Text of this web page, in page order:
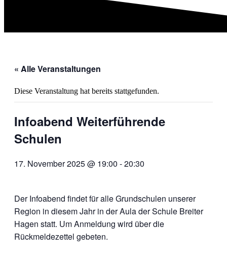
« Alle Veranstaltungen
Diese Veranstaltung hat bereits stattgefunden.
Infoabend Weiterführende
Schulen
17. November 2025 @ 19:00 -20:30
Der Infoabend findet für alle Grundschulen unserer
Region in diesem Jahr in der Aula der Schule Breiter
Hagen statt. Um Anmeldung wird über die
Rückmeldezettel gebeten.